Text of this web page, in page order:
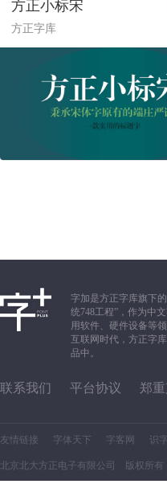
方正小标宋
方正字库
字加是方正字库旗下
统748工程”，作为中
用软件、硬件设备等领
互联网时代，方正字
品中。
联系我们 平台协议 郑重
友情链接 字体天下 字客网 识
北京北大方正电子有限公司 版权所有